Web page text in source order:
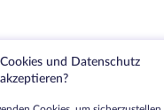
Cookies und Datenschutz
akzeptieren?